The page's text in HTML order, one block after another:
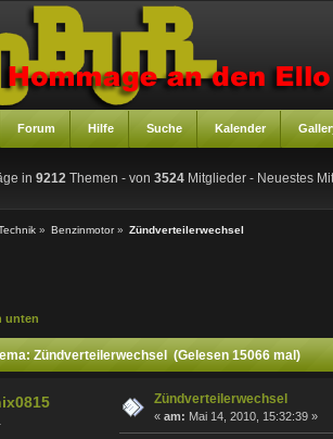
Forum Hilfe Suche Kalender
in 9212 Themen - von 3524 Mitglieder - Neuestes
» Benzinmotor» Zündverteilerwechsel
unten
Zündverteilerwechsel (Gelesen 15066 mal)
Zündverteilerwechsel
« am: Mai 14, 2010, 15:32:39 »